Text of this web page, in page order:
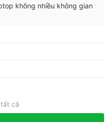
không nhiều không gian
cả